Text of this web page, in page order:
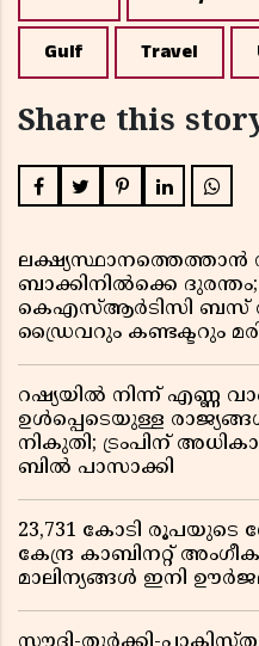
Gulf Travel
Share this
ലക്ഷ്യസ്ഥാനത്തെത്താൻ
ബാക്കിനിൽക്കെ
കെഎസ്ആർടിസി ബസ്
ഡ്രൈവറും കണ്ടക്ടറും
റഷ്യയിൽ നിന്ന് എണ്ണ
ഉൾപ്പെടെയുള്ള
നികുതി; ട്രംപിന്
ബിൽ പാസാക്കി
23,731 കോടി
കേന്ദ്ര കാബിനറ്റ്
മാലിന്യങ്ങൾ ഇനി